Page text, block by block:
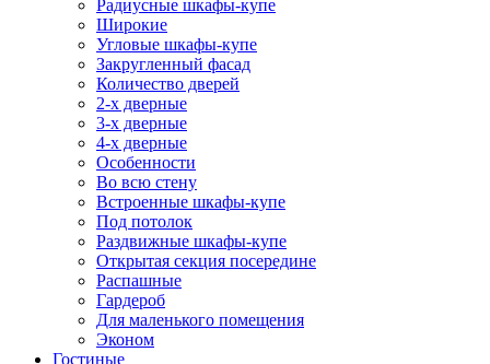
Радиусные шкафы-купе
Широкие
Угловые шкафы-купе
Закругленный фасад
Количество дверей
2-х дверные
3-х дверные
4-х дверные
Особенности
Во всю стену
Встроенные шкафы-купе
Под потолок
Раздвижные шкафы-купе
Открытая секция посередине
Распашные
Гардероб
Для маленького помещения
Эконом
Гостиные